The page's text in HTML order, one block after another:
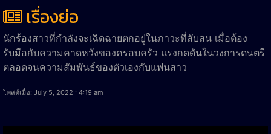
เรื่องย่อ
นักร้องสาวที่กำลังจะเฉิดฉายตกอยู่ในภาวะที่สับสน เมื่อต้อง
รับมือกับความคาดหวังของครอบครัว แรงกดดันในวงการดนตรี
ตลอดจนความสัมพันธ์ของตัวเองกับแฟนสาว
โพสต์เมื่อ: July 5, 2022 : 4:19 am